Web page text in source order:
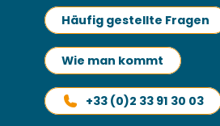
Häufig gestellte Fragen
Wie man kommt
+33 (0)2 33 91 30 03